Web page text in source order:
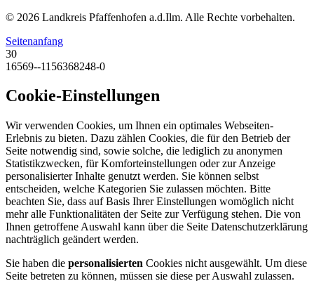
© 2026 Landkreis Pfaffenhofen a.d.Ilm. Alle Rechte vorbehalten.
Seitenanfang
30
16569--1156368248-0
Cookie-Einstellungen
Wir verwenden Cookies, um Ihnen ein optimales Webseiten-
Erlebnis zu bieten. Dazu zählen Cookies, die für den Betrieb der
Seite notwendig sind, sowie solche, die lediglich zu anonymen
Statistikzwecken, für Komforteinstellungen oder zur Anzeige
personalisierter Inhalte genutzt werden. Sie können selbst
entscheiden, welche Kategorien Sie zulassen möchten. Bitte
beachten Sie, dass auf Basis Ihrer Einstellungen womöglich nicht
mehr alle Funktionalitäten der Seite zur Verfügung stehen. Die von
Ihnen getroffene Auswahl kann über die Seite Datenschutzerklärung
nachträglich geändert werden.
Sie haben die personalisierten Cookies nicht ausgewählt. Um diese
Seite betreten zu können, müssen sie diese per Auswahl zulassen.